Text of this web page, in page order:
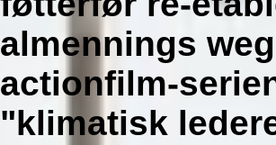
almennings
actionfilm-
"klimatisk